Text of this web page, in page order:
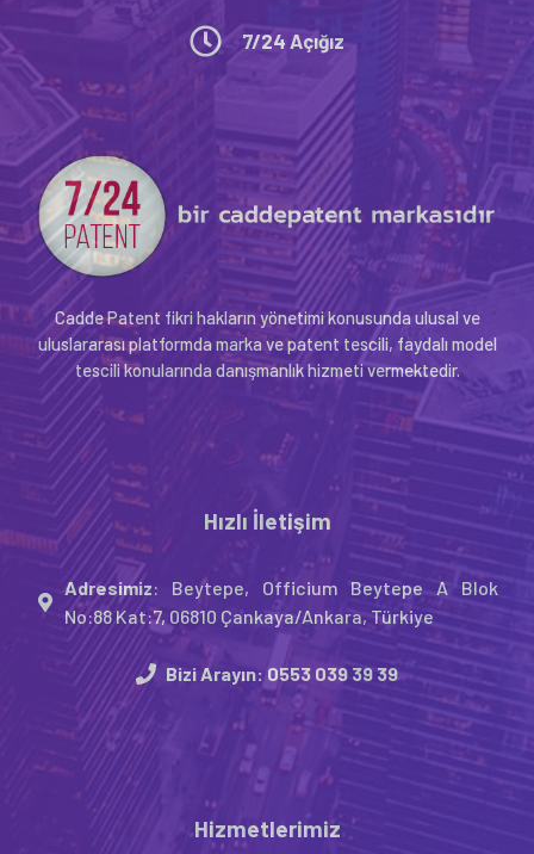
7/24 Açığız
Cadde Patent fikri hakların yönetimi konusunda ulusal ve
uluslararası platformda marka ve patent tescili, faydalı model
tescili konularında danışmanlık hizmeti vermektedir.
Hızlı İletişim
Adresimiz: Beytepe, Officium Beytepe A Blok
No:88 Kat:7, 06810 Çankaya/Ankara, Türkiye
Bizi Arayın: 0553 039 39 39
Hizmetlerimiz